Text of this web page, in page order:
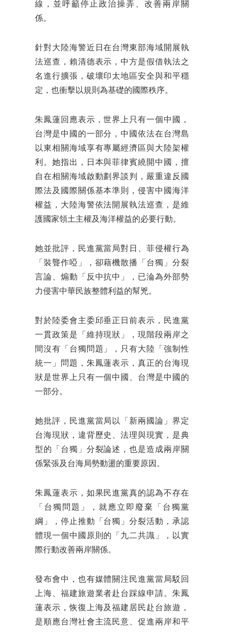
線，並呼籲停止政治操弄、改善兩岸關
係。
針對大陸海警近日在台灣東部海域開展執
法巡查，賴清德表示，中方是假借執法之
名進行擴張，破壞印太地區安全與和平穩
定，也衝擊以規則為基礎的國際秩序。
朱鳳蓮回應表示，世界上只有一個中國，
台灣是中國的一部分，中國依法在台灣島
以東相關海域享有專屬經濟區與大陸架權
利。她指出，日本與菲律賓繞開中國，擅
自在相關海域啟動劃界談判，嚴重違反國
際法及國際關係基本準則，侵害中國海洋
權益，大陸海警依法開展執法巡查，是維
護國家領土主權及海洋權益的必要行動。
她並批評，民進黨當局對日、菲侵權行為
「裝聾作啞」，卻藉機散播「台獨」分裂
言論、煽動「反中抗中」，已淪為外部勢
力侵害中華民族整體利益的幫兇。
對於陸委會主委邱垂正日前表示，民進黨
一貫政策是「維持現狀」，現階段兩岸之
間沒有「台獨問題」，只有大陸「強制性
統一」問題，朱鳳蓮表示，真正的台海現
狀是世界上只有一個中國、台灣是中國的
一部分。
她批評，民進黨當局以「新兩國論」界定
台海現狀，違背歷史、法理與現實，是典
型的「台獨」分裂論述，也是造成兩岸關
係緊張及台海局勢動盪的重要原因。
朱鳳蓮表示，如果民進黨真的認為不存在
「台獨問題」，就應立即廢棄「台獨黨
綱」，停止推動「台獨」分裂活動，承認
體現一個中國原則的「九二共識」，以實
際行動改善兩岸關係。
發布會中，也有媒體關注民進黨當局駁回
上海、福建旅遊業者赴台踩線申請。朱鳳
蓮表示，恢復上海及福建居民赴台旅遊，
是順應台灣社會主流民意、促進兩岸和平